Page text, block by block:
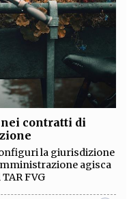
contratti di
la giurisdizione
agisca
FVG